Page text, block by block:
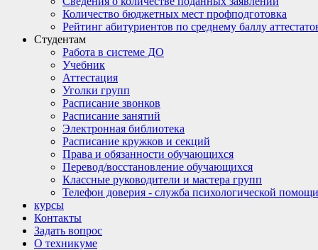
Количество бюджетных мест профподготовка
Рейтинг абитуриентов по среднему баллу
Студентам
Работа в системе ДО
Учебник
Аттестация
Уголки групп
Расписание звонков
Расписание занятий
Электронная библиотека
Расписание кружков и секций
Права и обязанности обучающихся
Перевод/восстановление обучающихся
Классные руководители и мастера групп
Телефон доверия - служба психологической помощи
курсы
Контакты
Задать вопрос
О техникуме